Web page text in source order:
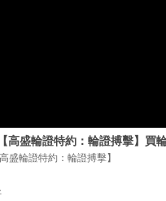
高盛輪證特約：輪證搏擊】買
盛輪證特約：輪證搏擊】